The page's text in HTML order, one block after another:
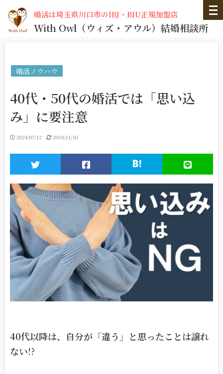
婚活は埼玉県川口市のIBJ・BIU正規加盟店
With Owl （ウィズ・アウル） 結婚相談所
婚活ノウハウ
40代・50代の婚活では「思い込
み」に要注意
2024/07/12 2024/11/10
40代以降は、自分が「違う」と思ったことは譲れ
ない!?